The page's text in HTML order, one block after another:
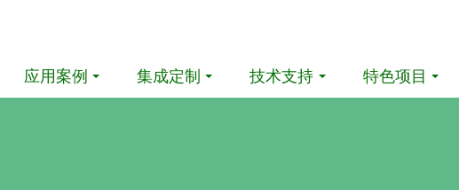
应用案例 集成定制 技术支持 特色项目